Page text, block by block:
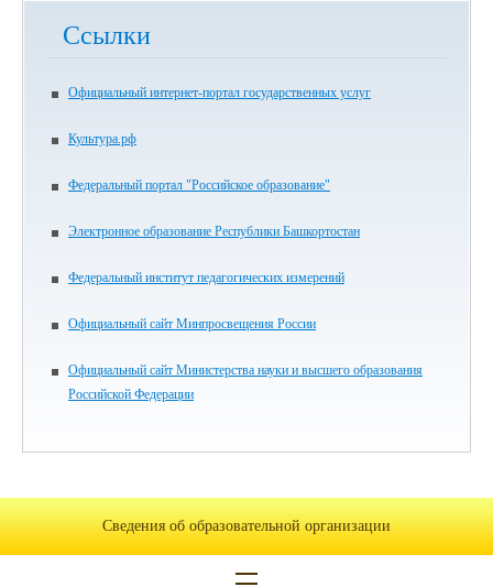
Ссылки
Официальный интернет-портал государственных услуг
Культура.рф
Федеральный портал "Российское образование"
Электронное образование Республики Башкортостан
Федеральный институт педагогических измерений
Официальный сайт Минпросвещения России
Официальный сайт Министерства науки и высшего образования
Российской Федерации
Сведения об образовательной организации